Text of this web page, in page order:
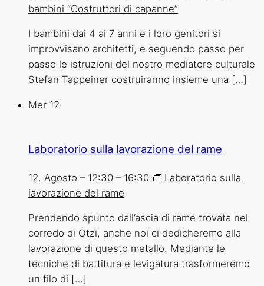
bambini “Costruttori di capanne”
I bambini dai 4 ai 7 anni e i loro genitori si
improvvisano architetti, e seguendo passo per
passo le istruzioni del nostro mediatore culturale
Stefan Tappeiner costruiranno insieme una […]
Mer 12
Laboratorio sulla lavorazione del rame
12. Agosto – 12:30 – 16:30
Laboratorio sulla
lavorazione del rame
Prendendo spunto dall’ascia di rame trovata nel
corredo di Ötzi, anche noi ci dedicheremo alla
lavorazione di questo metallo. Mediante le
tecniche di battitura e levigatura trasformeremo
un filo di […]